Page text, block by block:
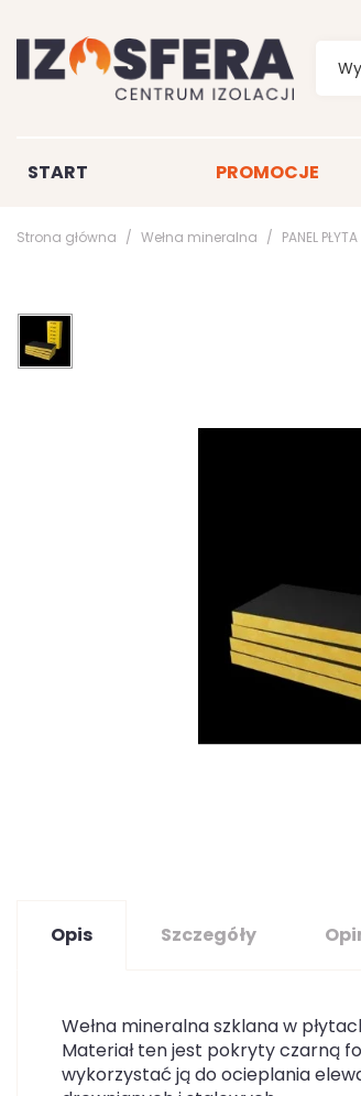
START PROMOCJE
Strona główna Wełna mineralna PANEL
Opis Szczegóły
Wełna mineralna szklana w
Materiał ten jest pokryty czarną
wykorzystać ją do ocieplania